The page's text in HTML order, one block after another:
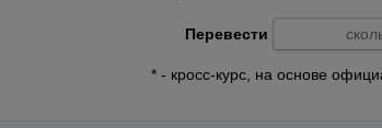
Перевести
* - кросс-курс, на основе